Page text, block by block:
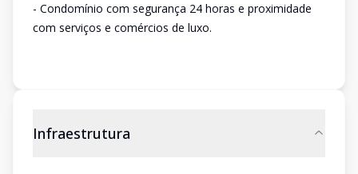
- Condomínio com segurança 24 horas e proximidade
com serviços e comércios de luxo.
Infraestrutura